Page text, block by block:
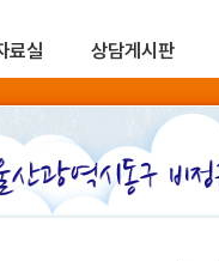
료실 상담게시판